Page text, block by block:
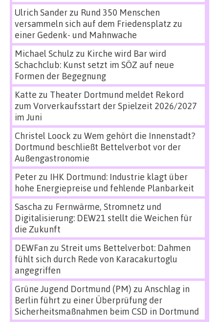
Ulrich Sanderzu Rund 350 Menschen
versammeln sich auf dem Friedensplatz zu
einer Gedenk- und Mahnwache
Michael Schulz zu Kirche wird Bar wird
Schachclub: Kunst setzt im SÖZ auf neue
Formen der Begegnung
Katte zu Theater Dortmund meldet Rekord
zum Vorverkaufsstart der Spielzeit 2026/2027
im Juni
Christel Loock zu Wem gehört die Innenstadt?
Dortmund beschließt Bettelverbot vor der
Außengastronomie
Peterzu IHK Dortmund: Industrie klagt über
hohe Energiepreise und fehlende Planbarkeit
Sascha zu Fernwärme, Stromnetz und
Digitalisierung: DEW21 stellt die Weichen für
die Zukunft
DEWFan zu Streit ums Bettelverbot: Dahmen
fühlt sich durch Rede von Karacakurtoglu
angegriffen
Grüne Jugend Dortmund (PM) zu Anschlag in
Berlin führt zu einer Überprüfung der
Sicherheitsmaßnahmen beim CSD in Dortmund